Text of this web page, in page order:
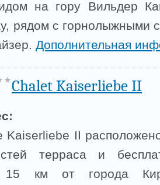
на гору Вильдер
рядом с горнолыжными
Дополнительная
Chalet Kaiserliebe II
Kaiserliebe II
терраса и
15 км от города